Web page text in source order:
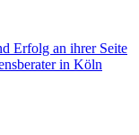
Erfolg an ihrer Seite
in Köln